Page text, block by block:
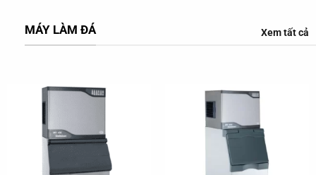
MÁY LÀM ĐÁ Xem tất cả